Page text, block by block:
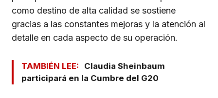
como destino de alta calidad se sostiene
gracias a las constantes mejoras y la atención al
detalle en cada aspecto de su operación.
TAMBIÉN LEE:
Claudia Sheinbaum
participará en la Cumbre del G20